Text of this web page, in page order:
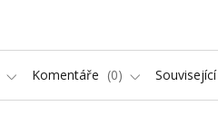
Komentáře 0